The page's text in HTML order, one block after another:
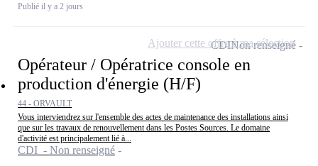
Publié il y a 2 jours
Opérateur / Opératrice console en
production d'énergie (H/F)
44 - ORVAULT
Vous interviendrez sur l'ensemble des actes de maintenance des installations ainsi
que sur les travaux de renouvellement dans les Postes Sources. Le domaine
d'activité est principalement lié à...
CDI - Non renseigné
CDINon renseigné
Ajouter cette offre à ma sélection